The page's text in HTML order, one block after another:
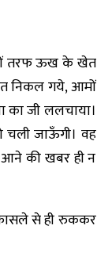
तरफ ऊख के खेत
निकल गये, आमों
का जी ललचाया।
चली जाऊँगी। वह
की खबर ही न
से ही रुककर